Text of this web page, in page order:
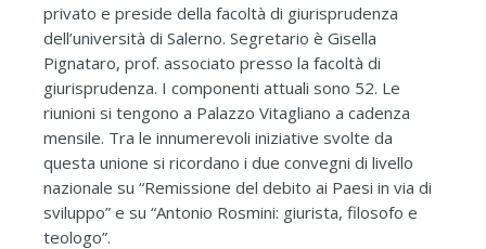
privato e preside della facoltà di giurisprudenza
dell’università di Salerno. Segretario è Gisella
Pignataro, prof. associato presso la facoltà di
giurisprudenza. I componenti attuali sono 52. Le
riunioni si tengono a Palazzo Vitagliano a cadenza
mensile. Tra le innumerevoli iniziative svolte da
questa unione si ricordano i due convegni di livello
nazionale su “Remissione del debito ai Paesi in via di
sviluppo” e su “Antonio Rosmini: giurista, filosofo e
teologo”.